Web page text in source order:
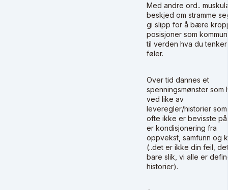
Med andre ord..
beskjed om stramme
gi slipp for å bære
posisjoner som
til verden hva du
føler.
Over tid dannes et
spenningsmønster som
ved like av
leveregler/historier
ofte ikke er bevisste
er kondisjonering fra
oppvekst, samfunn og
(..det er ikke din feil,
bare slik, vi alle er
historier).